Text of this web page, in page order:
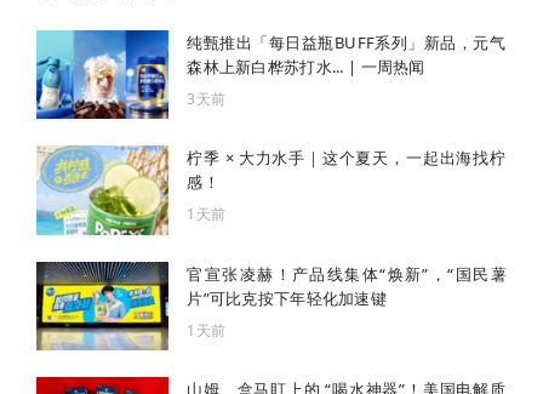
纯甄推出「每日益瓶BUFF系列」新品，元气
森林上新白桦苏打水... | 一周热闻
3天前
柠季 × 大力水手｜这个夏天，一起出海找柠
感！
1天前
官宣张凌赫！产品线集体“焕新”，“国民薯
片”可比克按下年轻化加速键
1天前
山姆、盒马盯上的 “喝水神器”！美国电解质